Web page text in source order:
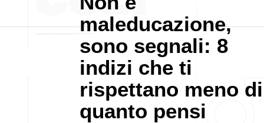
maleducazione,
sono segnali: 8
indizi che ti
rispettano meno di
quanto pensi